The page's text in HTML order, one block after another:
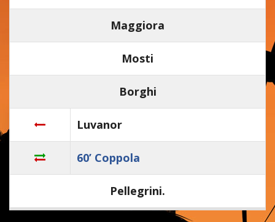
Maggiora
Mosti
Borghi
Luvanor
60’ Coppola
Pellegrini.